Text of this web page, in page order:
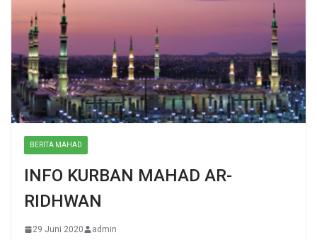
BERITA MAHAD
INFO KURBAN MAHAD AR-
RIDHWAN
29 Juni 2020 admin